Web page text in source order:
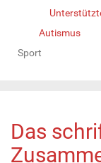
Autismus
Sport
Das